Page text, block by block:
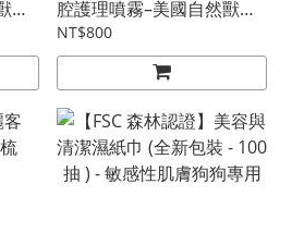
醫
案
腔護理噴霧–美國自然獸醫
認證，降低口臭維持口腔清
新
NT$800